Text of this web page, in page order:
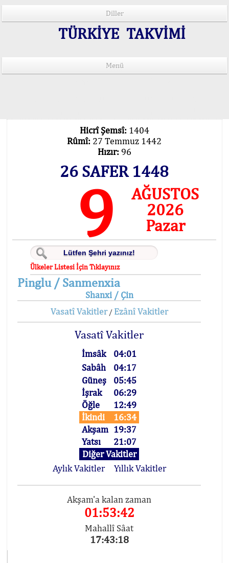
Diller
TÜRKİYE TAKVİMİ
Menü
Hicrî Şemsî: 1404
Rûmî: 27 Temmuz 1442
Hızır: 96
26 SAFER 1448
9
AĞUSTOS
2026
Pazar
Ülkeler Listesi İçin Tıklayınız
Pinglu / Sanmenxia
Shanxi / Çin
Vasatî Vakitler/ Ezânî Vakitler
Vasatî Vakitler
İmsâk
04:01
Sabâh
04:17
Güneş
05:45
İşrak
06:29
Öğle
12:49
İkindi
16:34
Akşam 19:37
Yatsı
21:07
Diğer Vakitler
Aylık Vakitler
Yıllık Vakitler
Akşam'a kalan zaman
01:53:42
Mahallî Sâat
17:43:18